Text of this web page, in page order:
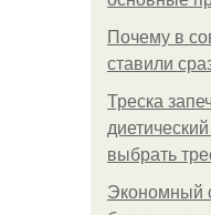
Почему в
ставили
Треска
выбрать
Экономный